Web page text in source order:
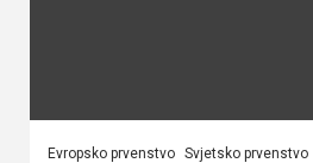
Evropsko prvenstvo Svjetsko prvenstvo